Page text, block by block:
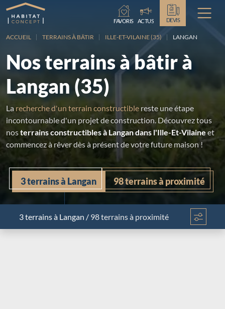
Chargement...
FAVORIS
ACTUS DEVIS
ACCUEIL TERRAINS À BÂTIR ILLE-ET-VILAINE (35) LANGAN
Nos terrains à bâtir à
Langan (35)
La recherche d'un terrain constructible reste une étape
incontournable d'un projet de construction. Découvrez tous
nosterrains constructibles à Langan dans l'Ille-Et-Vilaine et
commencez à rêver dès à présent de votre future maison !
3 terrains à Langan 98 terrains à proximité
3 terrainsà Langan / 98 terrains à proximité